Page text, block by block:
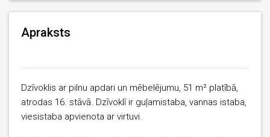
Apraksts
Dzīvoklis ar pilnu apdari un mēbelējumu, 51 m² platībā,
atrodas 16. stāvā. Dzīvoklī ir guļamistaba, vannas istaba,
viesistaba apvienota ar virtuvi.